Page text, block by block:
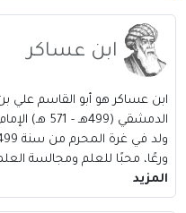
ابن عساكر
ابن عساكر هو أبو القاسم علي
الدمشقي
ورعًا، محبًا للعلم ومجالسة
المزيد